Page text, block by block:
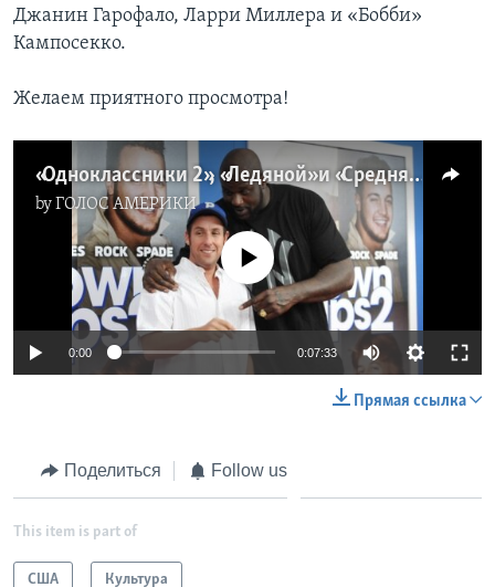
Джанин Гарофало, Ларри Миллера и «Бобби»
Кампосекко.
Желаем приятного просмотра!
«Одноклассники 2», «Ледяной» и «Средняя школа»
byГОЛОС АМЕРИКИ
No media source currently available
0:00 0:07:33
Прямая ссылка
Поделиться Follow us
This item is part of
США Культура